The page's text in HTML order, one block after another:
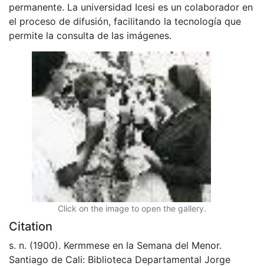
permanente. La universidad Icesi es un colaborador en
el proceso de difusión, facilitando la tecnología que
permite la consulta de las imágenes.
Click on the image to open the gallery.
Citation
s. n. (1900). Kermmese en la Semana del Menor.
Santiago de Cali: Biblioteca Departamental Jorge